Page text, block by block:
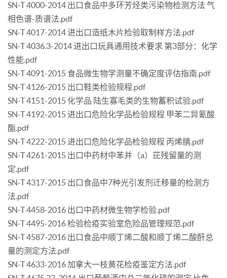
SN-T 4000-2014 出口食品中多环芳烃类污染物检测方法 气
相色谱-质谱法.pdf
SN-T 4017-2014 进出口造纸木片检验取制样方法.pdf
SN-T 4036.3-2014 进出口玩具通用技术要求 第3部分：化学
性能.pdf
SN-T 4091-2015 食品微生物学测量不确定度评估指南.pdf
SN-T 4126-2015 出口鞋类检验规程.pdf
SN-T 4151-2015 化学品 陆生寡毛类的生物蓄积试验.pdf
SN-T 4192-2015 进出口危险化学品检验规程 甲苯二异氰酸
酯.pdf
SN-T 4222-2015 进出口危险化学品检验规程 丙烯腈.pdf
SN-T 4261-2015 出口中药材中苯并（a）芘残留量的测
定.pdf
SN-T 4317-2015 出口食品中7种光引发剂迁移量的检测方
法.pdf
SN-T 4458-2016 出口中药材微生物学检验.pdf
SN-T 4495-2016 检验检疫实验室危险品管理规范.pdf
SN-T 4587-2016 出口食品中顺丁烯二酸和顺丁烯二酸酐总
量的测定方法.pdf
SN-T 4633-2016 加拿大一枝黄花检疫鉴定方法.pdf